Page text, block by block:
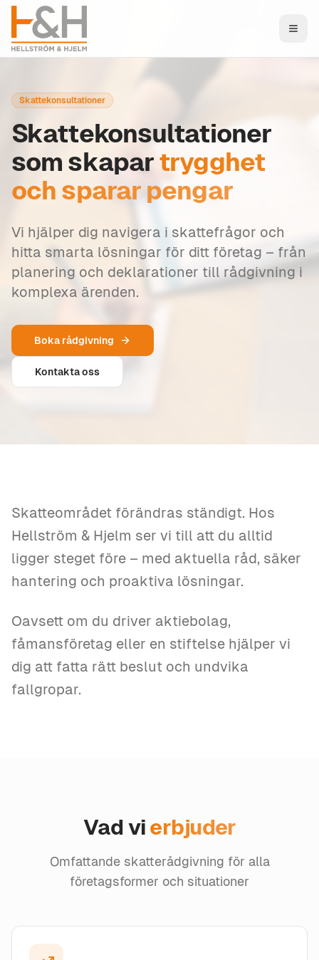
Skattekonsultationer
Skattekonsultationer
som skapartrygghet
och sparar pengar
Vi hjälper dig navigera i skattefrågor och
hitta smarta lösningar för ditt företag – från
planering och deklarationer till rådgivning i
komplexa ärenden.
Boka rådgivning
Kontakta oss
Skatteområdet förändras ständigt. Hos
Hellström & Hjelm ser vi till att du alltid
ligger steget före – med aktuella råd, säker
hantering och proaktiva lösningar.
Oavsett om du driver aktiebolag,
fåmansföretag eller en stiftelse hjälper vi
dig att fatta rätt beslut och undvika
fallgropar.
Vad vi erbjuder
Omfattande skatterådgivning för alla
företagsformer och situationer